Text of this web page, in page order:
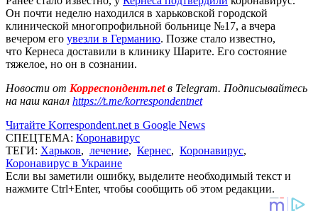
Он почти неделю находился в харьковской городской
клинической многопрофильной больнице №17, а вчера
вечером его увезли в Германию. Позже стало известно,
что Кернеса доставили в клинику Шарите. Его состояние
тяжелое, но он в сознании.
Новости от Корреспондент.netв Telegram. Подписывайтесь
на наш канал https://t.me/korrespondentnet
Читайте Korrespondent.net в Google News
СПЕЦТЕМА: Коронавирус
ТЕГИ: Харьков, лечение, Кернес, Коронавирус,
Коронавирус в Украине
Если вы заметили ошибку, выделите необходимый текст и
нажмите Ctrl+Enter, чтобы сообщить об этом редакции.